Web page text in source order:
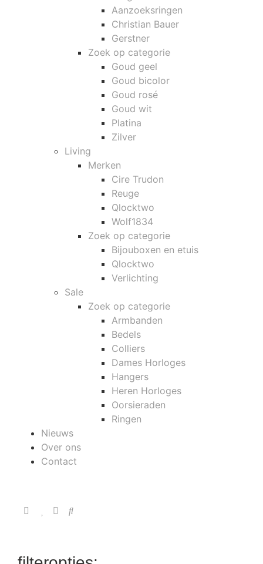
Aanzoeksringen
Christian Bauer
Gerstner
Zoek op categorie
Goud geel
Goud bicolor
Goud rosé
Goud wit
Platina
Zilver
Living
Merken
Cire Trudon
Reuge
Qlocktwo
Wolf1834
Zoek op categorie
Bijouboxen en etuis
Qlocktwo
Verlichting
Sale
Zoek op categorie
Armbanden
Bedels
Colliers
Dames Horloges
Hangers
Heren Horloges
Oorsieraden
Ringen
Nieuws
Over ons
Contact